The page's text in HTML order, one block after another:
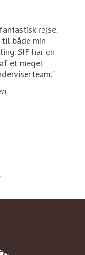
rejse,
både min
SIF har en
et meget